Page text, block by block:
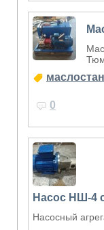
0
Насос НШ-4
Насосный